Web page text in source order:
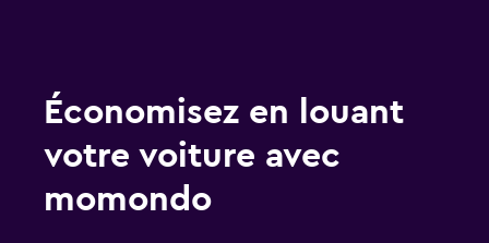
Économisez en louant
votre voiture avec
momondo